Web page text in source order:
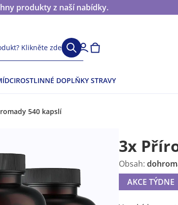
produkty z naší nabídky.
Klikněte zde
ROSTLINNÉ DOPLŇKY STRAVY
540 kapslí
3x
Obsah:
AKCE TÝDNE